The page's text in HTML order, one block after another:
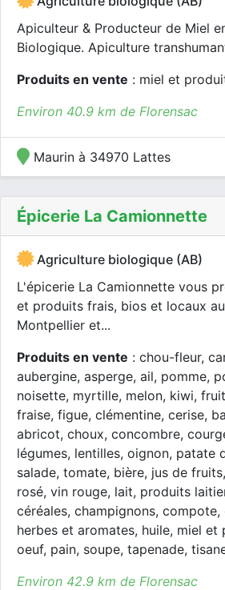
Apiculteur & Producteur de Miel
Biologique. Apiculture
Produits en vente : miel et
Environ 40.9 km de Florensac
Maurin à 34970 Lattes
Épicerie La Camionnette
Agriculture biologique (AB)
L'épicerie La Camionnette vous
et produits frais, bios et locaux
Montpellier et...
Produits en vente : chou-fleur,
aubergine, asperge, ail, pomme,
noisette, myrtille, melon, kiwi,
fraise, figue, clémentine, cerise,
abricot, choux, concombre,
légumes, lentilles, oignon, patate
salade, tomate, bière, jus de
rosé, vin rouge, lait, produits
céréales, champignons,
herbes et aromates, huile, miel et
oeuf, pain, soupe, tapenade,
Environ 42.9 km de Florensac